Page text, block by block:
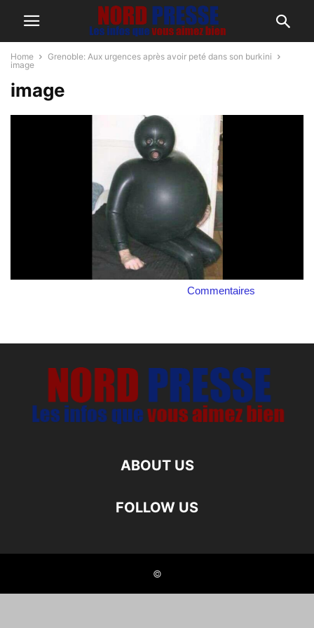
Home
Grenoble: Aux urgences après avoir peté dans son burkini
image
image
Commentaires
ABOUT US
FOLLOW US
©